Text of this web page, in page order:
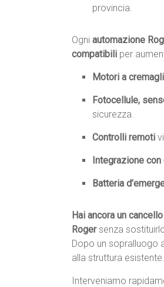
provincia.
Ogni automazione
compatibili per
Motori a
Fotocellule,
sicurezza.
Controlli remoti
Integrazione
Batteria
Hai ancora un
Rogersenza
Dopo un sopralluogo
alla struttura esistente.
Interveniamo